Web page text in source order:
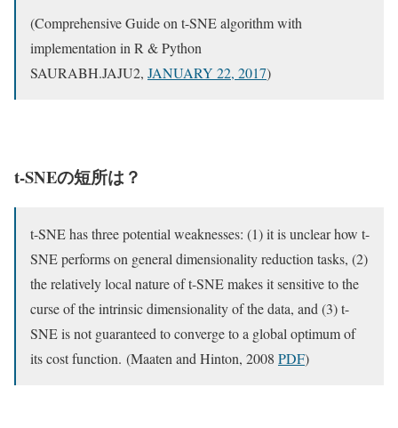
(Comprehensive Guide on t-SNE algorithm with
implementation in R & Python
SAURABH.JAJU2, JANUARY 22, 2017)
t-SNEの短所は？
t-SNE has three potential weaknesses: (1) it is unclear how t-
SNE performs on general dimensionality reduction tasks, (2)
the relatively local nature of t-SNE makes it sensitive to the
curse of the intrinsic dimensionality of the data, and (3) t-
SNE is not guaranteed to converge to a global optimum of
its cost function. (Maaten and Hinton, 2008 PDF)